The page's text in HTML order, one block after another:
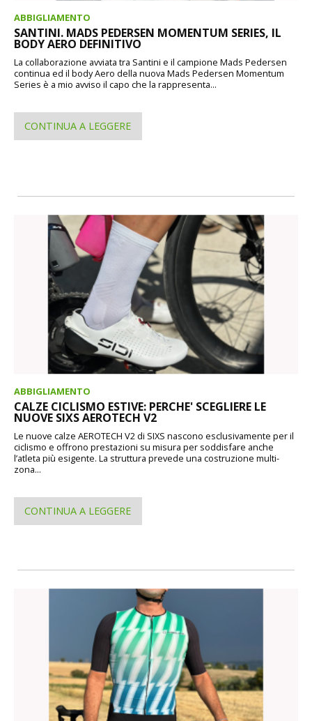
ABBIGLIAMENTO
SANTINI. MADS PEDERSEN MOMENTUM SERIES, IL
BODY AERO DEFINITIVO
La collaborazione avviata tra Santini e il campione Mads Pedersen
continua ed il body Aero della nuova Mads Pedersen Momentum
Series è a mio avviso il capo che la rappresenta...
CONTINUA A LEGGERE
ABBIGLIAMENTO
CALZE CICLISMO ESTIVE: PERCHE' SCEGLIERE LE
NUOVE SIXS AEROTECH V2
Le nuove calze AEROTECH V2 di SIXS nascono esclusivamente per il
ciclismo e offrono prestazioni su misura per soddisfare anche
l’atleta più esigente. La struttura prevede una costruzione multi-
zona...
CONTINUA A LEGGERE